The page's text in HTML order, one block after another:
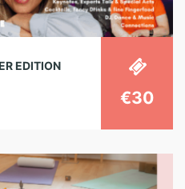
EDITION
€30